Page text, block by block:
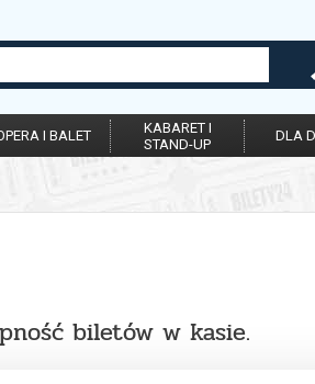
I BALET
KABARET I
STAND-UP
DLA
biletów w kasie.